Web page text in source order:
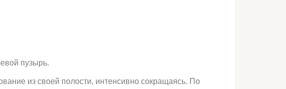
пузырь.
из своей полости, интенсивно сокращаясь. По